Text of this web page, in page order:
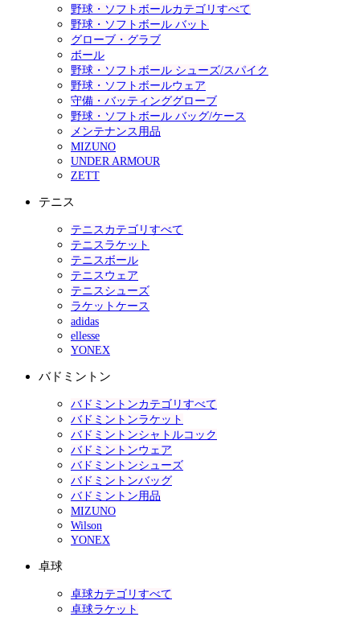
野球・ソフトボールカテゴリすべて
野球・ソフトボール バット
グローブ・グラブ
ボール
野球・ソフトボール シューズ/スパイク
野球・ソフトボールウェア
守備・バッティンググローブ
野球・ソフトボール バッグ/ケース
メンテナンス用品
MIZUNO
UNDER ARMOUR
ZETT
テニス
テニスカテゴリすべて
テニスラケット
テニスボール
テニスウェア
テニスシューズ
ラケットケース
adidas
ellesse
YONEX
バドミントン
バドミントンカテゴリすべて
バドミントンラケット
バドミントンシャトルコック
バドミントンウェア
バドミントンシューズ
バドミントンバッグ
バドミントン用品
MIZUNO
Wilson
YONEX
卓球
卓球カテゴリすべて
卓球ラケット